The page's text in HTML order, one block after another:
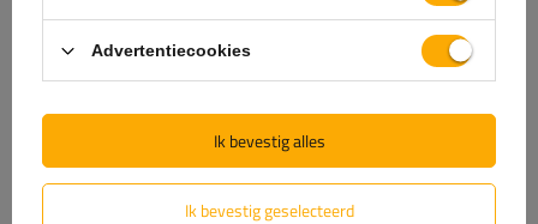
(1)
Beoordelingen(0)
Laat uw mening achter
Advertentiecookies
Ik bevestig geselecteerd
Ik bevestig alles